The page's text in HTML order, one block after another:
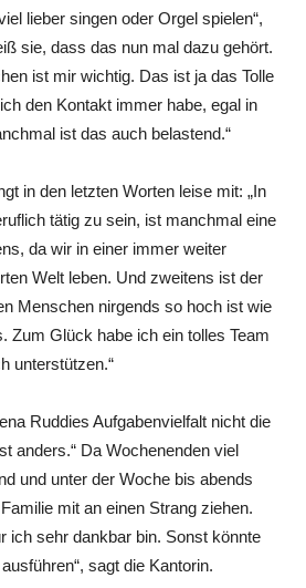
lieber singen oder Orgel spielen“,
sie, dass das nun mal dazu gehört.
ist mir wichtig. Das ist ja das Tolle
den Kontakt immer habe, egal in
ist das auch belastend.“
in den letzten Worten leise mit: „In
tätig zu sein, ist manchmal eine
da wir in einer immer weiter
Welt leben. Und zweitens ist der
Menschen nirgends so hoch ist wie
Zum Glück habe ich ein tolles Team
unterstützen.“
Ruddies Aufgabenvielfalt nicht die
anders.“ Da Wochenenden viel
und unter der ­Woche bis abends
mit an einen Strang ziehen.
ich sehr dankbar bin. Sonst könnte
sagt die Kantorin.